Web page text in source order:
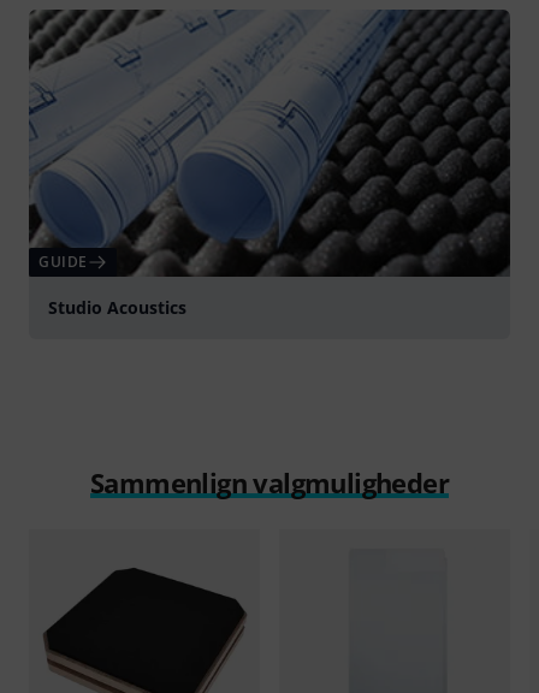
GUIDE
Studio Acoustics
Sammenlign valgmuligheder